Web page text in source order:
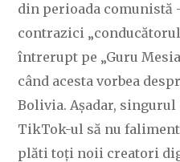
din perioada comunistă
contrazici
întrerupt pe „Guru
când acesta vorbea
Bolivia. Așadar,
TikTok-ul să nu
plăti toți noii creatori